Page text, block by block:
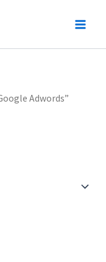
Adwords”